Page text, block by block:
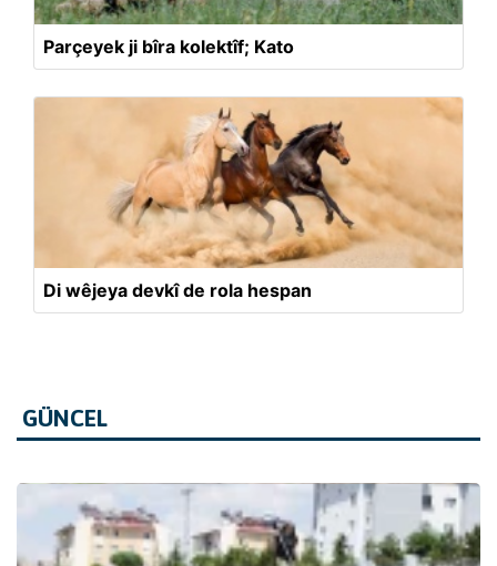
Parçeyek ji bîra kolektîf; Kato
Di wêjeya devkî de rola hespan
GÜNCEL